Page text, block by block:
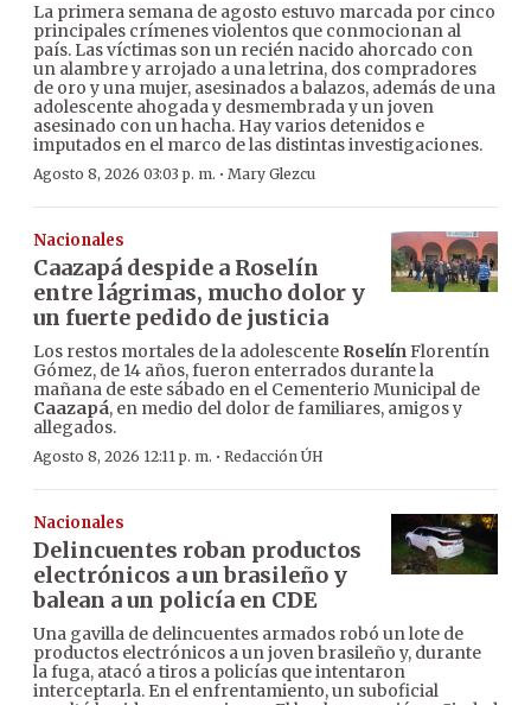
La primera semana de agosto estuvo marcada por cinco
principales crímenes violentos que conmocionan al
país. Las víctimas son un recién nacido ahorcado con
un alambre y arrojado a una letrina, dos compradores
de oro y una mujer, asesinados a balazos, además de una
adolescente ahogada y desmembrada y un joven
asesinado con un hacha. Hay varios detenidos e
imputados en el marco de las distintas investigaciones.
Agosto 8, 2026 03:03 p. m. · Mary Glezcu
Nacionales
Caazapá despide a Roselín
entre lágrimas, mucho dolor y
un fuerte pedido de justicia
Los restos mortales de la adolescente RoselínFlorentín
Gómez, de 14 años, fueron enterrados durante la
mañana de este sábado en el Cementerio Municipal de
Caazapá, en medio del dolor de familiares, amigos y
allegados.
Agosto 8, 2026 12:11 p. m. · Redacción ÚH
Nacionales
Delincuentes roban productos
electrónicos a un brasileño y
balean a un policía en CDE
Una gavilla de delincuentes armados robó un lote de
productos electrónicos a un joven brasileño y, durante
la fuga, atacó a tiros a policías que intentaron
interceptarla. En el enfrentamiento, un suboficial